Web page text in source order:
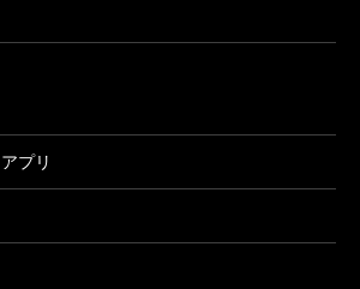
プリ